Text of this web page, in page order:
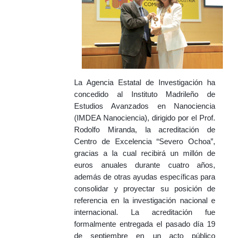
La Agencia Estatal de Investigación ha
concedido al Instituto Madrileño de
Estudios Avanzados en Nanociencia
(IMDEA Nanociencia), dirigido por el Prof.
Rodolfo Miranda, la acreditación de
Centro de Excelencia “Severo Ochoa”,
gracias a la cual recibirá un millón de
euros anuales durante cuatro años,
además de otras ayudas específicas para
consolidar y proyectar su posición de
referencia en la investigación nacional e
internacional. La acreditación fue
formalmente entregada el pasado día 19
de septiembre en un acto público